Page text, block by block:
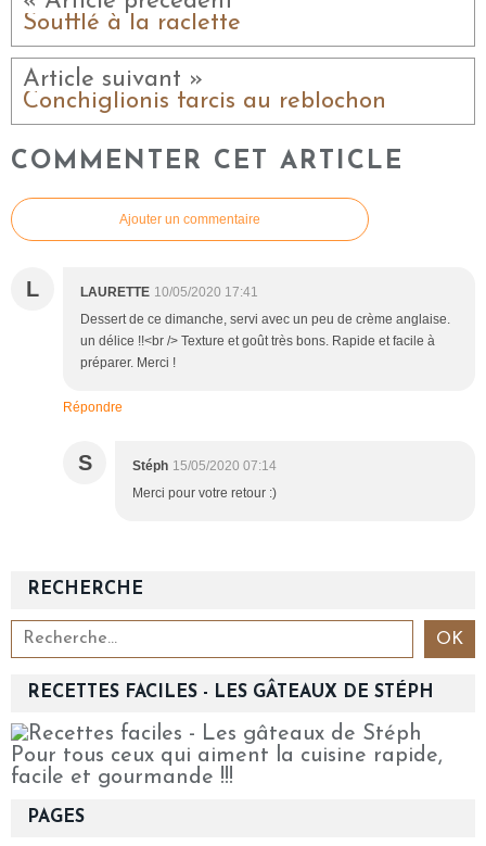
Soufflé à la raclette
Article suivant »
Conchiglionis farcis au reblochon
COMMENTER CET ARTICLE
Ajouter un commentaire
L LAURETTE 10/05/2020 17:41
Dessert de ce dimanche, servi avec un peu de crème anglaise.
un délice !!<br /> Texture et goût très bons. Rapide et facile à
préparer. Merci !
Répondre
S Stéph 15/05/2020 07:14
Merci pour votre retour :)
RECHERCHE
RECETTES FACILES - LES GÂTEAUX DE STÉPH
Pour tous ceux qui aiment la cuisine rapide,
facile et gourmande !!!
PAGES